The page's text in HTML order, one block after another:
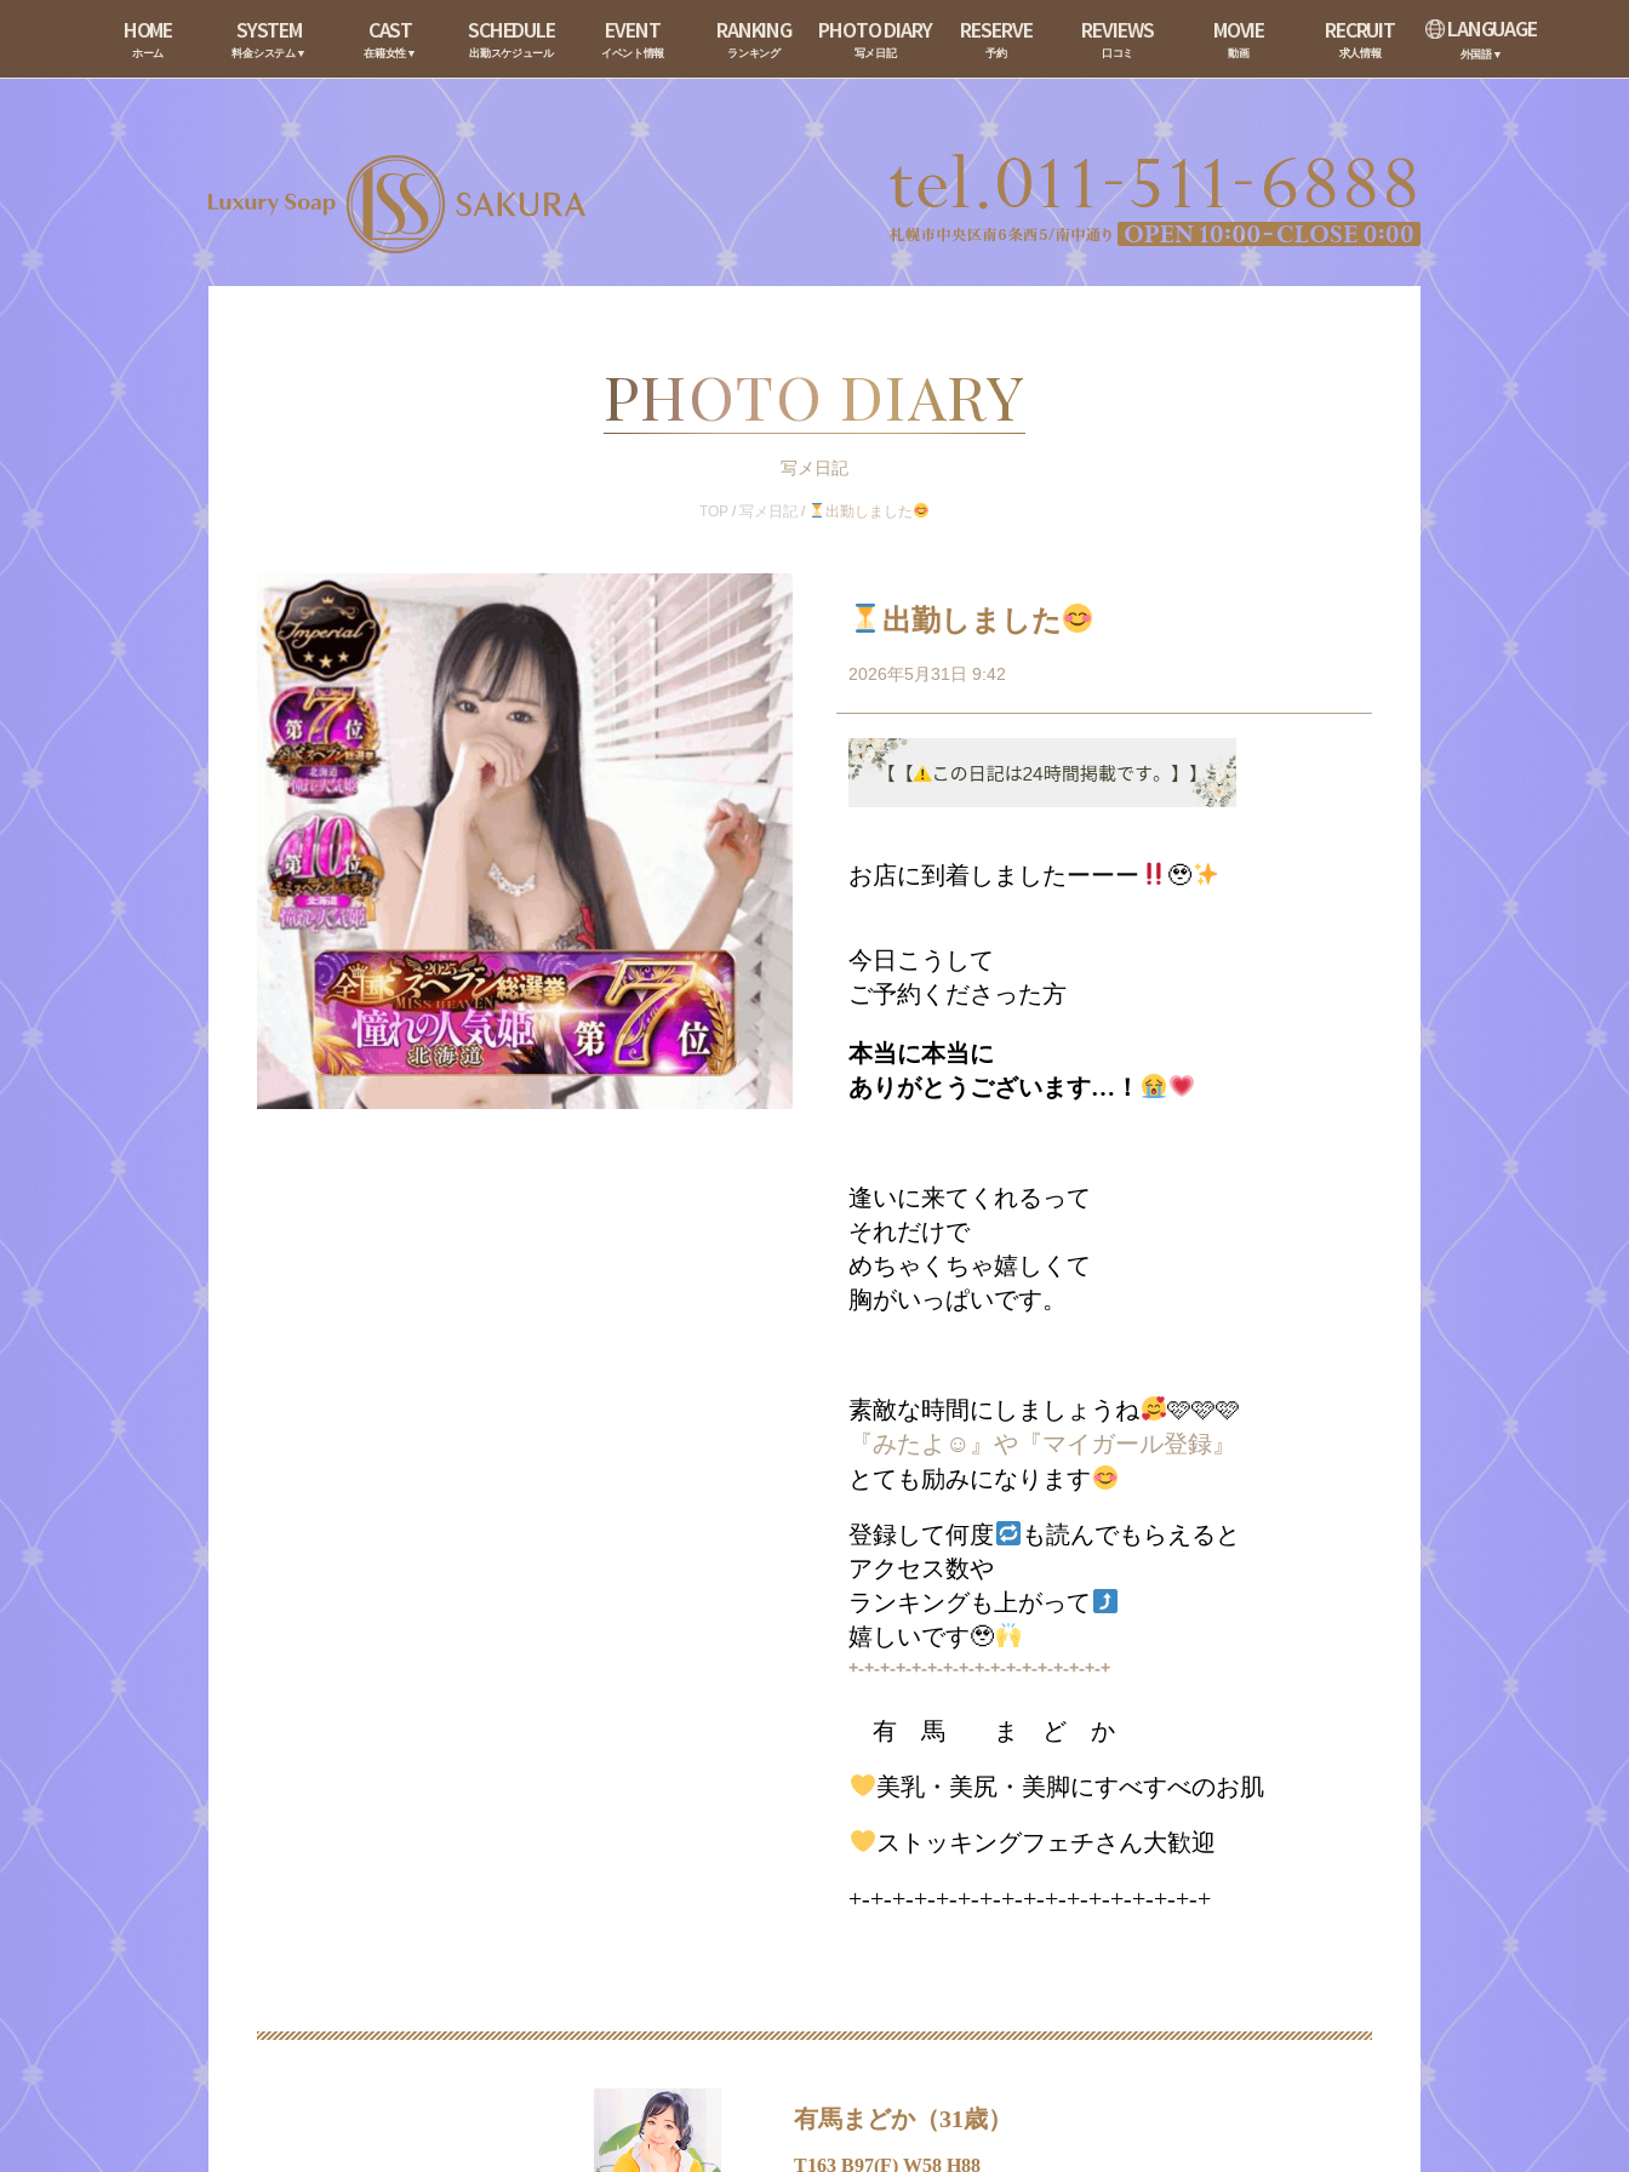
HOME
ホーム
SYSTEM
料金システム▼
CAST
在籍女性▼
SCHEDULE
出勤スケジュール
EVENT
イベント情報
RANKING
ランキング
PHOTO DIARY
写メ日記
RESERVE
予約
REVIEWS
口コミ
MOVIE
動画
RECRUIT
求人情報
LANGUAGE
外国語▼
PHOTO DIARY
写メ日記
TOP /写メ日記 / 出勤しました
出勤しました
2026年5月31日 9:42
お店に到着しましたーーー 🥹
今日こうして
ご予約くださった方
本当に本当に
ありがとうございます…！
逢いに来てくれるって
それだけで
めちゃくちゃ嬉しくて
胸がいっぱいです。
素敵な時間にしましょうね
🩷🩷🩷
『みたよ☺︎』や『マイガール登録』
とても励みになります
登録して何度
も読んでもらえると
アクセス数や
ランキングも上がって
嬉しいです🥹
+-+-+-+-+-+-+-+-+-+-+-+-+-+-+-+-+
有 馬 ま ど か
美乳・美尻・美脚にすべすべのお肌
ストッキングフェチさん大歓迎
+-+-+-+-+-+-+-+-+-+-+-+-+-+-+-+-+
有馬まどか（31歳）
T163 B97(F) W58 H88